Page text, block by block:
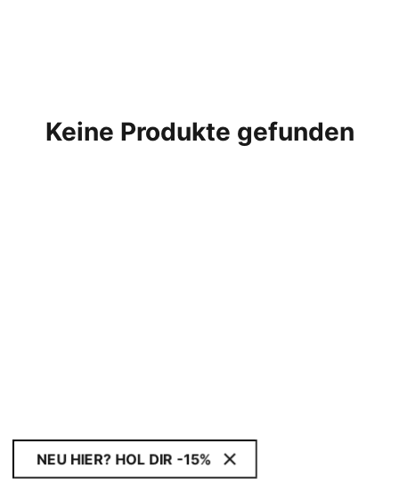
Keine Produkte gefunden
NEU HIER? HOL DIR -15%